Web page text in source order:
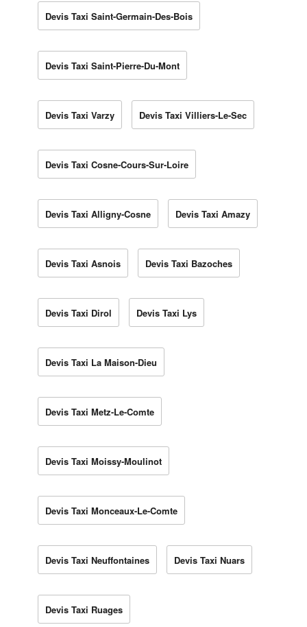
Devis Taxi Saint-Germain-Des-Bois
Devis Taxi Saint-Pierre-Du-Mont
Devis Taxi Varzy Devis Taxi Villiers-Le-Sec
Devis Taxi Cosne-Cours-Sur-Loire
Devis Taxi Alligny-Cosne Devis Taxi Amazy
Devis Taxi Asnois Devis Taxi Bazoches
Devis Taxi Dirol Devis Taxi Lys
Devis Taxi La Maison-Dieu
Devis Taxi Metz-Le-Comte
Devis Taxi Moissy-Moulinot
Devis Taxi Monceaux-Le-Comte
Devis Taxi Neuffontaines Devis Taxi Nuars
Devis Taxi Ruages